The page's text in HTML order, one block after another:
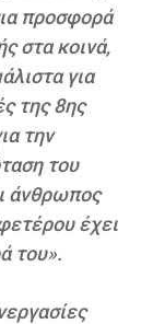
προσφορά
στα κοινά,
για
της 8ης
την
του
άνθρωπος
έχει
του».